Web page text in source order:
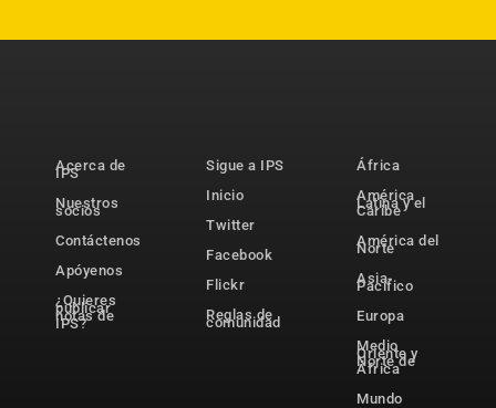
Acerca de
IPS
Nuestros
socios
Contáctenos
Apóyenos
¿Quieres
publicar
notas de
IPS?
Sigue a IPS
Inicio
Twitter
Facebook
Flickr
Reglas de
comunidad
África
América
Latina y el
Caribe
América del
Norte
Asia-
Pacífico
Europa
Medio
Oriente y
Norte de
África
Mundo